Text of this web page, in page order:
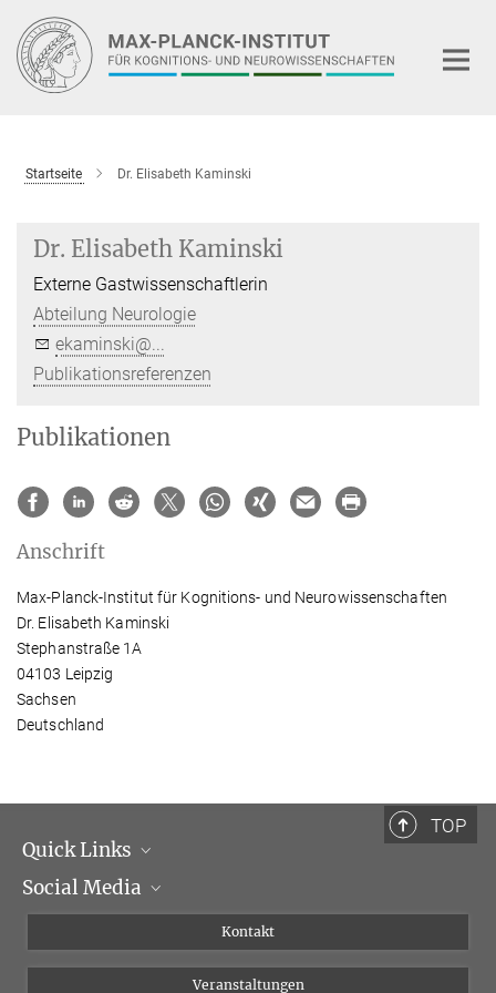
Hauptinhalt
Startseite Dr. Elisabeth Kaminski
Dr. Elisabeth Kaminski
Externe Gastwissenschaftlerin
Abteilung Neurologie
ekaminski@...
Publikationsreferenzen
Publikationen
Anschrift
Max-Planck-Institut für Kognitions- und Neurowissenschaften
Dr. Elisabeth Kaminski
Stephanstraße 1A
04103 Leipzig
Sachsen
Deutschland
TOP
Quick Links
Institutsleitung
Social Media
Kontakt
Veranstaltungen